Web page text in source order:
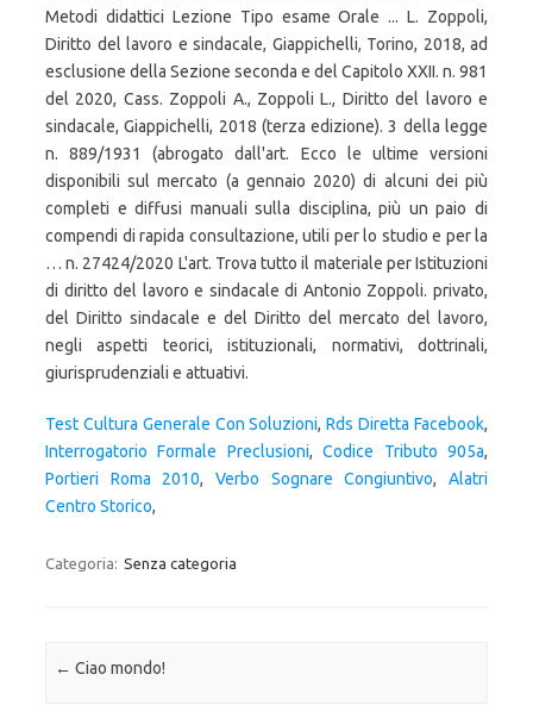
Metodi didattici Lezione Tipo esame Orale ... L. Zoppoli,
Diritto del lavoro e sindacale, Giappichelli, Torino, 2018, ad
esclusione della Sezione seconda e del Capitolo XXII. n. 981
del 2020, Cass. Zoppoli A., Zoppoli L., Diritto del lavoro e
sindacale, Giappichelli, 2018 (terza edizione). 3 della legge
n. 889/1931 (abrogato dall'art. Ecco le ultime versioni
disponibili sul mercato (a gennaio 2020) di alcuni dei più
completi e diffusi manuali sulla disciplina, più un paio di
compendi di rapida consultazione, utili per lo studio e per la
… n. 27424/2020 L'art. Trova tutto il materiale per Istituzioni
di diritto del lavoro e sindacale di Antonio Zoppoli. privato,
del Diritto sindacale e del Diritto del mercato del lavoro,
negli aspetti teorici, istituzionali, normativi, dottrinali,
giurisprudenziali e attuativi.
Test Cultura Generale Con Soluzioni,Rds Diretta Facebook,
Interrogatorio Formale Preclusioni,Codice Tributo 905a,
Portieri Roma 2010,Verbo Sognare Congiuntivo,Alatri
Centro Storico,
Categoria: Senza categoria
Navigazione articolo
← Ciao mondo!